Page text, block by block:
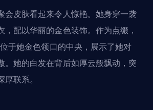
会皮肤看起来令人惊艳。她身穿一袭
，配以华丽的金色装饰。作为点缀，
于她金色领口的中央，展示了她对
。她的白发在背后如厚云般飘动，突
厚联系。